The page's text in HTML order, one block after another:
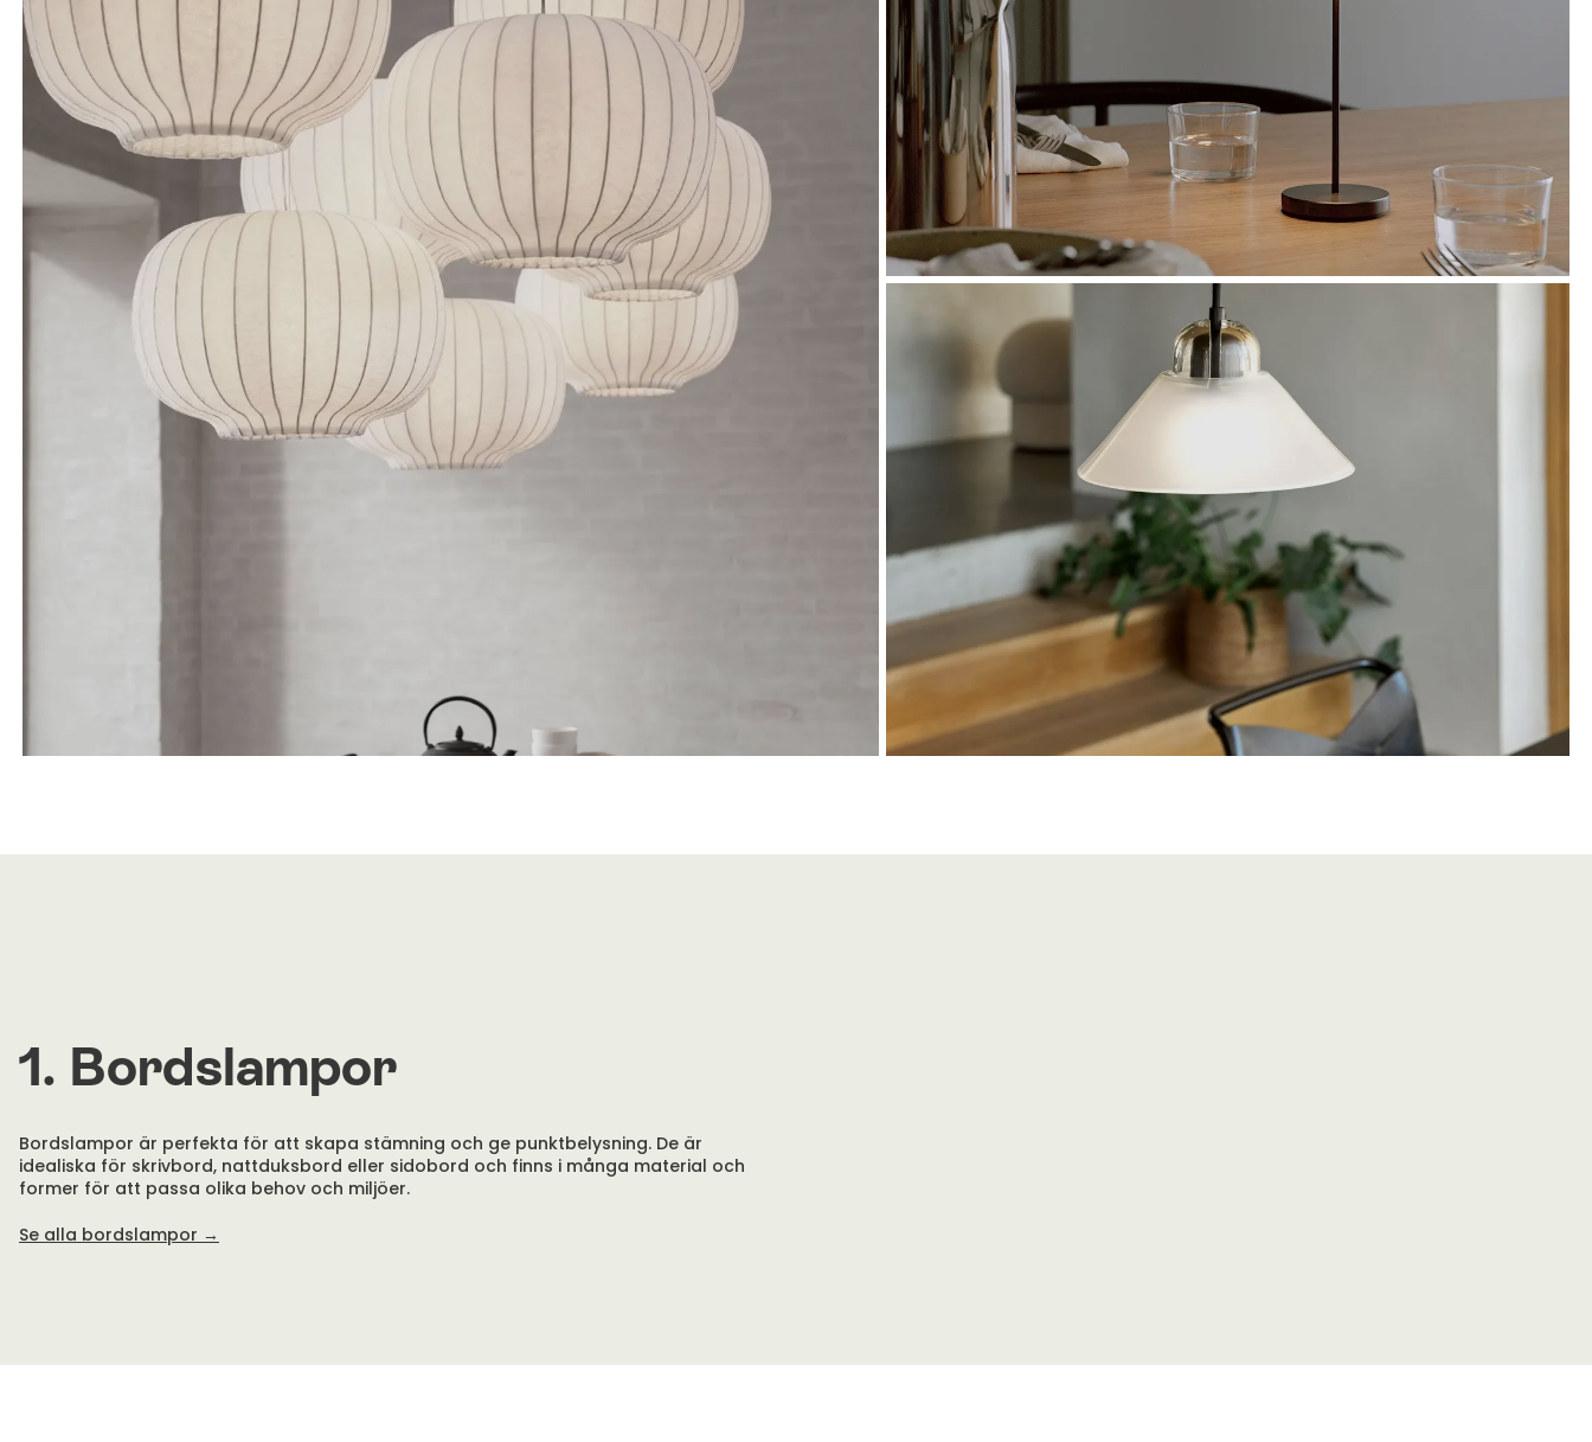
1. Bordslampor
Bordslampor är perfekta för att skapa stämning och ge punktbelysning. De är
idealiska för skrivbord, nattduksbord eller sidobord och finns i många material och
former för att passa olika behov och miljöer.
Se alla bordslampor →